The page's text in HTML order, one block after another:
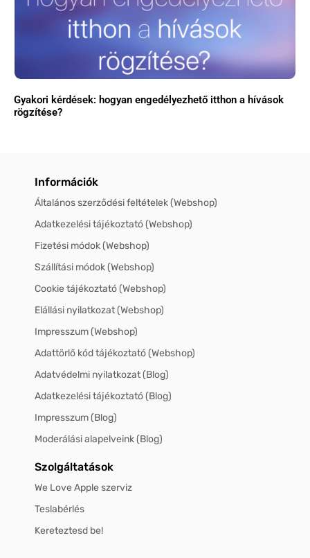
Gyakori kérdések: hogyan engedélyezhető itthon a hívások
rögzítése?
Információk
Általános szerződési feltételek (Webshop)
Adatkezelési tájékoztató (Webshop)
Fizetési módok (Webshop)
Szállítási módok (Webshop)
Cookie tájékoztató (Webshop)
Elállási nyilatkozat (Webshop)
Impresszum (Webshop)
Adattörlő kód tájékoztató (Webshop)
Adatvédelmi nyilatkozat (Blog)
Adatkezelési tájékoztató (Blog)
Impresszum (Blog)
Moderálási alapelveink (Blog)
Szolgáltatások
We Love Apple szerviz
Teslabérlés
Kereteztesd be!